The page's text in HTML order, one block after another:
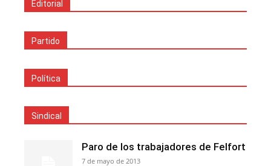
Editorial
Partido
Política
Sindical
Paro de los trabajadores de Felfort
7 de mayo de 2013